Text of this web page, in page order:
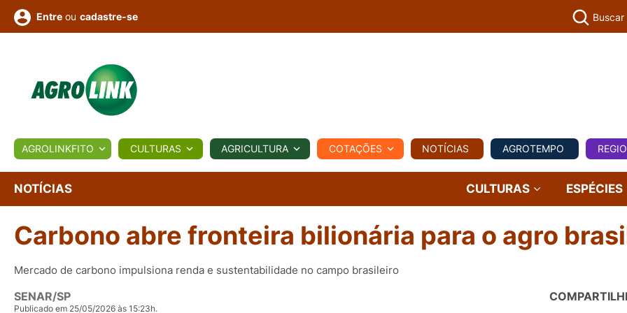
BIOLÓGICOS COTAÇÕES NOTÍCIAS AGROTEMPO REGIONAL COMERCIAL AGROVIAGENS
Conversor Colunistas Eventos
e
Vídeos
Entre ou cadastre-se Buscar
AGROLINKFITO CULTURAS AGRICULTURA COTAÇÕES NOTÍCIAS AGROTEMPO
NOTÍCIAS CULTURAS ESPÉCIES
Carbono abre fronteira bilionária para o agro
Mercado de carbono impulsiona renda e sustentabilidade no campo brasileiro
SENAR/SP
Publicado em 25/05/2026 às 15:23h.